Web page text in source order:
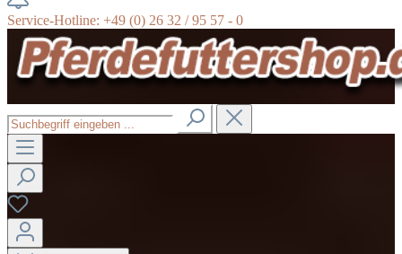
Service-Hotline: +49 (0) 26 32 / 95 57 - 0